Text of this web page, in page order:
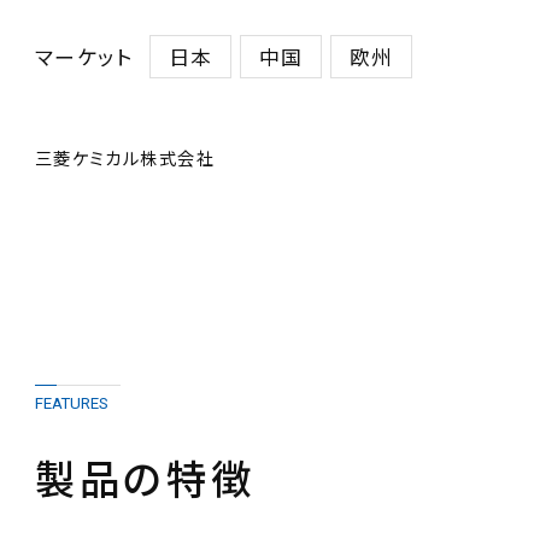
マーケット 日本 中国 欧州
三菱ケミカル株式会社
FEATURES
製品の特徴